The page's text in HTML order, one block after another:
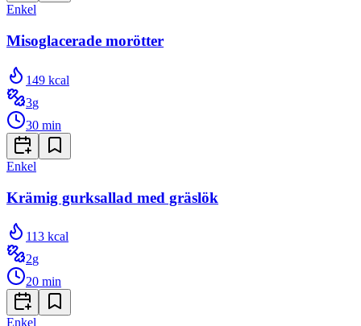
Enkel
Misoglacerade morötter
149 kcal
3g
30 min
Enkel
Krämig gurksallad med gräslök
113 kcal
2g
20 min
Enkel